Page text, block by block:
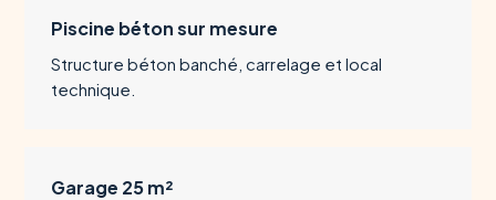
Piscine béton sur mesure
Structure béton banché, carrelage et local
technique.
Garage 25 m²